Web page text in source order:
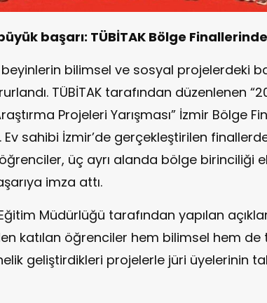
başarı: TÜBİTAK Bölge
bilimsel ve sosyal projelerdeki
TÜBİTAK tarafından düzenlenen
Projeleri Yarışması” İzmir Bölge
sahibi İzmir’de gerçekleştirilen finallerde
üç ayrı alanda bölge birinciliği
imza attı.
Müdürlüğü tarafından yapılan
katılan öğrenciler hem bilimsel hem
geliştirdikleri projelerle jüri üyelerinin